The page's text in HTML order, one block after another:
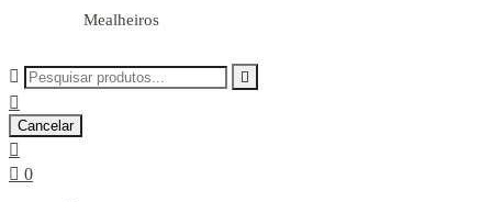
Mealheiros
 

Cancelar

 0